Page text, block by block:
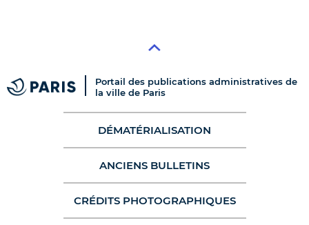
Portail des publications administratives de
la ville de Paris
DÉMATÉRIALISATION
ANCIENS BULLETINS
CRÉDITS PHOTOGRAPHIQUES